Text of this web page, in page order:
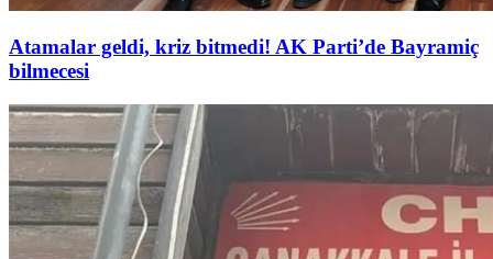
Atamalar geldi, kriz bitmedi! AK Parti’de Bayramiç
bilmecesi